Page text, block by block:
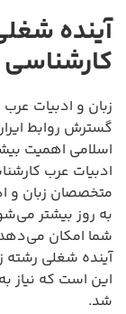
آینده
کارشناسی
زبان و ادبیات
گسترش روابط
اسلامی اهمیت
ادبیات عرب
متخصصان زبان و
به روز بیشتر
شما امکان می‌دهد
آینده شغلی رشته
این است که نیاز
شد.